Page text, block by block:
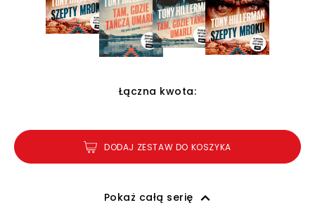
Łączna kwota:
DODAJ ZESTAW DO KOSZYKA
Pokaż całą serię